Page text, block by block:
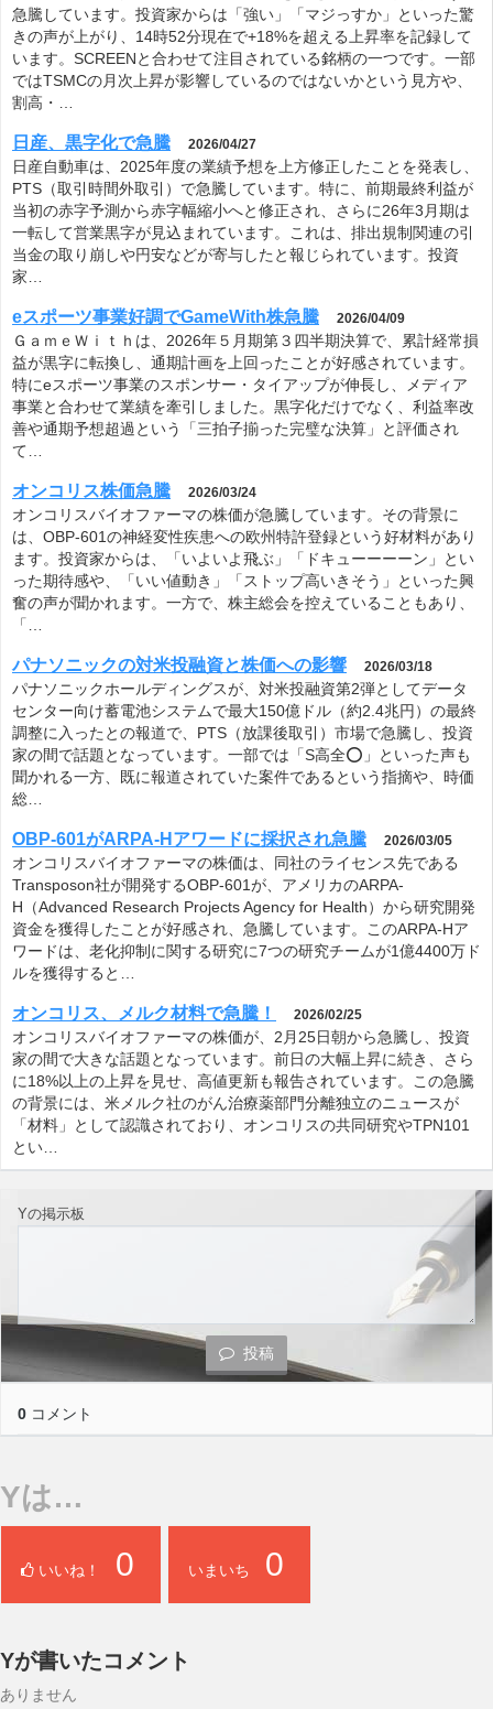
急騰しています。投資家からは「強い」「マジっすか」といった驚
きの声が上がり、14時52分現在で+18%を超える上昇率を記録して
います。SCREENと合わせて注目されている銘柄の一つです。一部
ではTSMCの月次上昇が影響しているのではないかという見方や、
割高・…
日産、黒字化で急騰 2026/04/27
日産自動車は、2025年度の業績予想を上方修正したことを発表し、
PTS（取引時間外取引）で急騰しています。特に、前期最終利益が
当初の赤字予測から赤字幅縮小へと修正され、さらに26年3月期は
一転して営業黒字が見込まれています。これは、排出規制関連の引
当金の取り崩しや円安などが寄与したと報じられています。投資
家…
eスポーツ事業好調でGameWith株急騰 2026/04/09
ＧａｍｅＷｉｔｈは、2026年５月期第３四半期決算で、累計経常損
益が黒字に転換し、通期計画を上回ったことが好感されています。
特にeスポーツ事業のスポンサー・タイアップが伸長し、メディア
事業と合わせて業績を牽引しました。黒字化だけでなく、利益率改
善や通期予想超過という「三拍子揃った完璧な決算」と評価され
て…
オンコリス株価急騰 2026/03/24
オンコリスバイオファーマの株価が急騰しています。その背景に
は、OBP-601の神経変性疾患への欧州特許登録という好材料があり
ます。投資家からは、「いよいよ飛ぶ」「ドキューーーーン」とい
った期待感や、「いい値動き」「ストップ高いきそう」といった興
奮の声が聞かれます。一方で、株主総会を控えていることもあり、
「…
パナソニックの対米投融資と株価への影響 2026/03/18
パナソニックホールディングスが、対米投融資第2弾としてデータ
センター向け蓄電池システムで最大150億ドル（約2.4兆円）の最終
調整に入ったとの報道で、PTS（放課後取引）市場で急騰し、投資
家の間で話題となっています。一部では「S高全⭕️」といった声も
聞かれる一方、既に報道されていた案件であるという指摘や、時価
総…
OBP-601がARPA-Hアワードに採択され急騰 2026/03/05
オンコリスバイオファーマの株価は、同社のライセンス先である
Transposon社が開発するOBP-601が、アメリカのARPA-
H（Advanced Research Projects Agency for Health）から研究開発
資金を獲得したことが好感され、急騰しています。このARPA-Hア
ワードは、老化抑制に関する研究に7つの研究チームが1億4400万ド
ルを獲得すると…
オンコリス、メルク材料で急騰！ 2026/02/25
オンコリスバイオファーマの株価が、2月25日朝から急騰し、投資
家の間で大きな話題となっています。前日の大幅上昇に続き、さら
に18%以上の上昇を見せ、高値更新も報告されています。この急騰
の背景には、米メルク社のがん治療薬部門分離独立のニュースが
「材料」として認識されており、オンコリスの共同研究やTPN101
とい…
Yの掲示板
投稿
0 コメント
Yは…
いいね！ 0 いまいち 0
Yが書いたコメント
ありません